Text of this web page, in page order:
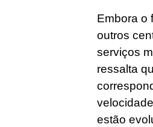
Embora o
outros
serviços
ressalta
estão